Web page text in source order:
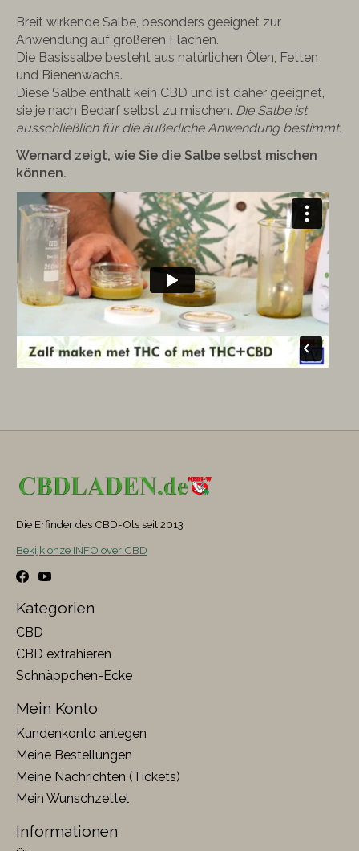
Breit wirkende Salbe, besonders geeignet zur
Anwendung auf größeren Flächen.
Die Basissalbe besteht aus natürlichen Ölen, Fetten
und Bienenwachs.
Diese Salbe enthält kein CBD und ist daher geeignet,
sie je nach Bedarf selbst zu mischen. Die Salbe ist
ausschließlich für die äußerliche Anwendung bestimmt.
Wernard zeigt, wie Sie die Salbe selbst mischen
können.
Die Erfinder des CBD-Öls seit 2013
Bekijk onze INFO over CBD
Kategorien
CBD
CBD extrahieren
Schnäppchen-Ecke
Mein Konto
Kundenkonto anlegen
Meine Bestellungen
Meine Nachrichten (Tickets)
Mein Wunschzettel
Informationen